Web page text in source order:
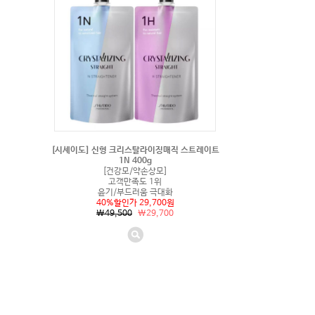
[시세이도] 신형 크리스탈라이징매직 스트레이트
1N 400g
[건강모/약손상모]
고객만족도 1위
윤기/부드러움 극대화
40%할인가 29,700원
\49,500 \29,700